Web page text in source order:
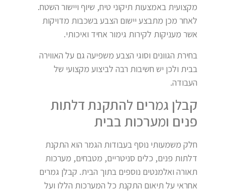
מקצועית באמצעות תיקוני טיח, שיוף ויישור השטח.
לאחר מכן מתבצע יישום הצבע בשכבות מדויקות
אשר מעניקות לקירות גימור אחיד ואיכותי.
בחירת הגוונים וסוגי הצבע משפיעה גם על האווירה
בבית ולכן יש חשיבות רבה לביצוע מקצועי של
העבודה.
קבלן גמרים להתקנת דלתות
פנים ומערכות בבית
חלק משמעותי נוסף בעבודות הגמר הוא התקנת
דלתות פנים, כלים סניטריים, מטבחים, מערכות
תאורה ואלמנטים נוספים בתוך הבית. קבלן גמרים
אחראי על תיאום התקנת כל המערכות הללו ועל